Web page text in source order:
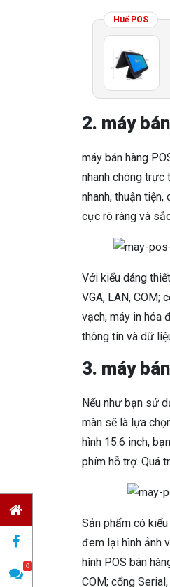
Huế POS
2. máy
máy bán hàng
nhanh chóng trực
nhanh, thuận
cực rõ ràng và
Với kiểu dáng
VGA, LAN, COM;
vạch, máy in hóa
thông tin và dữ
3. máy
Nếu như bạn sử
màn sẽ là lựa
hình 15.6 inch,
phím hỗ trợ. Quá
Sản phẩm có
đem lại hình ảnh
hình POS bán
COM; cổng
0